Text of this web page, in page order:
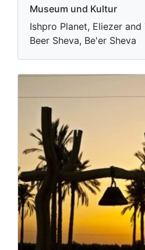
Museum und Kultur
Ishpro Planet, Eliezer
Beer Sheva, Be'er Sheva